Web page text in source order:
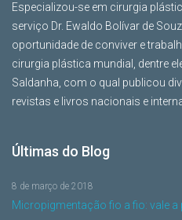
Especializou-se em cirurgia
serviço Dr. Ewaldo Bolívar de
oportunidade de conviver e
cirurgia plástica mundial, dentre
Saldanha, com o qual publicou
revistas e livros nacionais e
Últimas do Blog
Micropigmentação fio a fio: vale
8 de março de 2018